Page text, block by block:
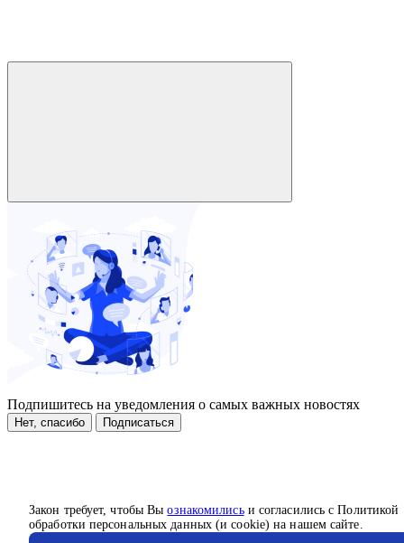
Закон требует, чтобы Выознакомилисьи согласились с Политикой
обработки персональных данных (и cookie) на нашем сайте.
Подпишитесь на уведомления о самых важных новостях
Нет, спасибо Подписаться